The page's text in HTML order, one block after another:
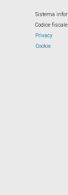
Sistema
Codice fiscale
Privacy
Cookie